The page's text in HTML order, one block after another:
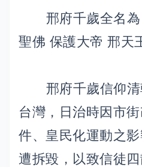
邢府千歲全名為
聖佛 保護大帝 邢天
邢府千歲信仰清
台灣，日治時因市
件、皇民化運動之
遭拆毀，以致信徒